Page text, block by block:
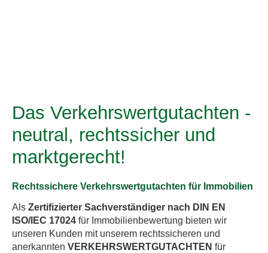
Das Verkehrswertgutachten -
neutral, rechtssicher und
marktgerecht!
Rechtssichere Verkehrswertgutachten für Immobilien
Als Zertifizierter Sachverständiger nach DIN EN
ISO/IEC 17024 für Immobilienbewertung bieten wir
unseren Kunden mit unserem rechtssicheren und
anerkannten VERKEHRSWERTGUTACHTEN für